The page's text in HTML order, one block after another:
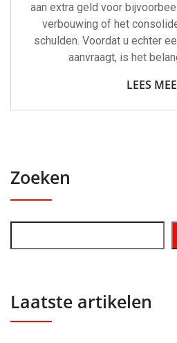
aan extra geld voor
verbouwing of het
schulden. Voordat u echter
aanvraagt, is het
LEES
Zoeken
Laatste artikelen